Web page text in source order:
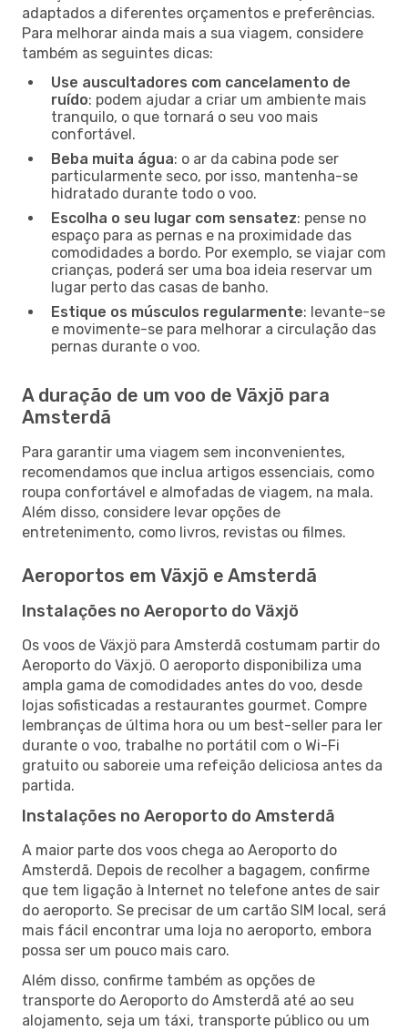
adaptados a diferentes orçamentos e preferências.
Para melhorar ainda mais a sua viagem, considere
também as seguintes dicas:
Use auscultadores com cancelamento de
ruído: podem ajudar a criar um ambiente mais
tranquilo, o que tornará o seu voo mais
confortável.
Beba muita água: o ar da cabina pode ser
particularmente seco, por isso, mantenha-se
hidratado durante todo o voo.
Escolha o seu lugar com sensatez: pense no
espaço para as pernas e na proximidade das
comodidades a bordo. Por exemplo, se viajar com
crianças, poderá ser uma boa ideia reservar um
lugar perto das casas de banho.
Estique os músculos regularmente: levante-se
e movimente-se para melhorar a circulação das
pernas durante o voo.
A duração de um voo de Växjö para
Amsterdã
Para garantir uma viagem sem inconvenientes,
recomendamos que inclua artigos essenciais, como
roupa confortável e almofadas de viagem, na mala.
Além disso, considere levar opções de
entretenimento, como livros, revistas ou filmes.
Aeroportos em Växjö e Amsterdã
Instalações no Aeroporto do Växjö
Os voos de Växjö para Amsterdã costumam partir do
Aeroporto do Växjö. O aeroporto disponibiliza uma
ampla gama de comodidades antes do voo, desde
lojas sofisticadas a restaurantes gourmet. Compre
lembranças de última hora ou um best-seller para ler
durante o voo, trabalhe no portátil com o Wi-Fi
gratuito ou saboreie uma refeição deliciosa antes da
partida.
Instalações no Aeroporto do Amsterdã
A maior parte dos voos chega ao Aeroporto do
Amsterdã. Depois de recolher a bagagem, confirme
que tem ligação à Internet no telefone antes de sair
do aeroporto. Se precisar de um cartão SIM local, será
mais fácil encontrar uma loja no aeroporto, embora
possa ser um pouco mais caro.
Além disso, confirme também as opções de
transporte do Aeroporto do Amsterdã até ao seu
alojamento, seja um táxi, transporte público ou um